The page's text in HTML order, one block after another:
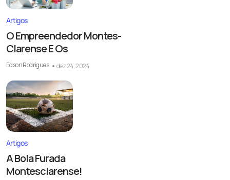
Artigos
O Empreendedor Montes-
Clarense E Os
Edson Rodrigues dez 24, 2024
Artigos
A Bola Furada
Montesclarense!